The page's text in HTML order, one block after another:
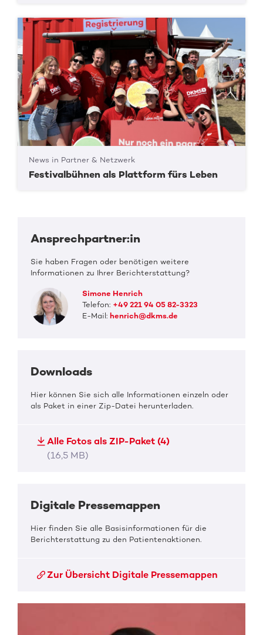
News in Partner & Netzwerk
Festivalbühnen als Plattform fürs Leben
Ansprechpartner:in
Sie haben Fragen oder benötigen weitere
Informationen zu Ihrer Berichterstattung?
Simone Henrich
Telefon: +49 221 94 05 82-3323
E-Mail:henrich@dkms.de
Downloads
Hier können Sie sich alle Informationen einzeln oder
als Paket in einer Zip-Datei herunterladen.
Alle Fotos als ZIP-Paket (4)
(16,5 MB)
Digitale Pressemappen
Hier finden Sie alle Basisinformationen für die
Berichterstattung zu den Patientenaktionen.
Zur Übersicht Digitale Pressemappen